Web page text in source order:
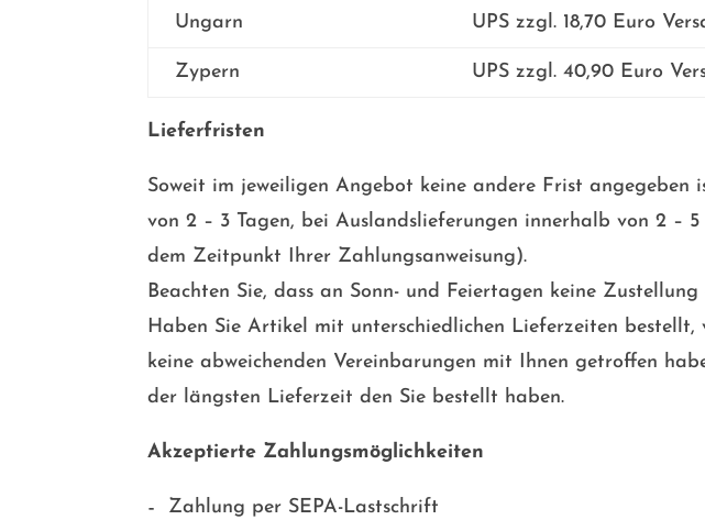
Ungarn UPS zzgl. 18,70 Euro
Zypern UPS zzgl. 40,90 Euro
Lieferfristen
Soweit im jeweiligen Angebot keine andere Frist
von 2 – 3 Tagen, bei Auslandslieferungen innerhalb von 2 –
dem Zeitpunkt Ihrer Zahlungsanweisung).
Beachten Sie, dass an Sonn- und Feiertagen keine
Haben Sie Artikel mit unterschiedlichen Lieferzeiten
keine abweichenden Vereinbarungen mit Ihnen getroffen
der längsten Lieferzeit den Sie bestellt haben.
Akzeptierte Zahlungsmöglichkeiten
–
Zahlung per SEPA-Lastschrift